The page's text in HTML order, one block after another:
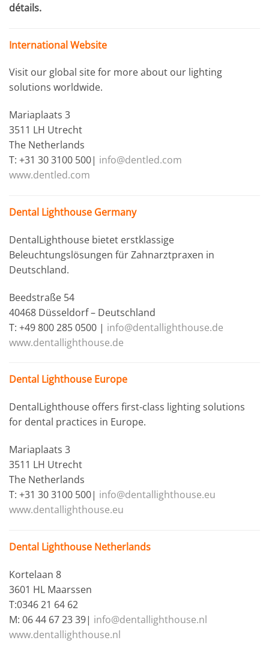
détails.
International Website
Visit our global site for more about our lighting
solutions worldwide.
Mariaplaats 3
3511 LH Utrecht
The Netherlands
T: +31 30 3100 500| info@dentled.com
www.dentled.com
Dental Lighthouse Germany
DentalLighthouse bietet erstklassige
Beleuchtungslösungen für Zahnarztpraxen in
Deutschland.
Beedstraße 54
40468 Düsseldorf – Deutschland
T: +49 800 285 0500 | info@dentallighthouse.de
www.dentallighthouse.de
Dental Lighthouse Europe
DentalLighthouse offers first-class lighting solutions
for dental practices in Europe.
Mariaplaats 3
3511 LH Utrecht
The Netherlands
T: +31 30 3100 500| info@dentallighthouse.eu
www.dentallighthouse.eu
Dental Lighthouse Netherlands
Kortelaan 8
3601 HL Maarssen
T:0346 21 64 62
M: 06 44 67 23 39| info@dentallighthouse.nl
www.dentallighthouse.nl